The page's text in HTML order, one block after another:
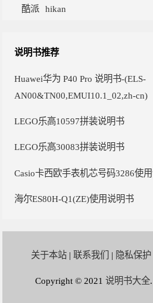
酷派
hikan
说明书推荐
Huawei华为 P40 Pro 说明书-(ELS-
AN00&TN00,EMUI10.1_02,zh-cn)
LEGO乐高10597拼装说明书
LEGO乐高30083拼装说明书
Casio卡西欧手表机芯号码3286使
海尔ES80H-Q1(ZE)使用说明书
关于本站 | 联系我们 | 隐私保护
Copyright © 2021 说明书大全